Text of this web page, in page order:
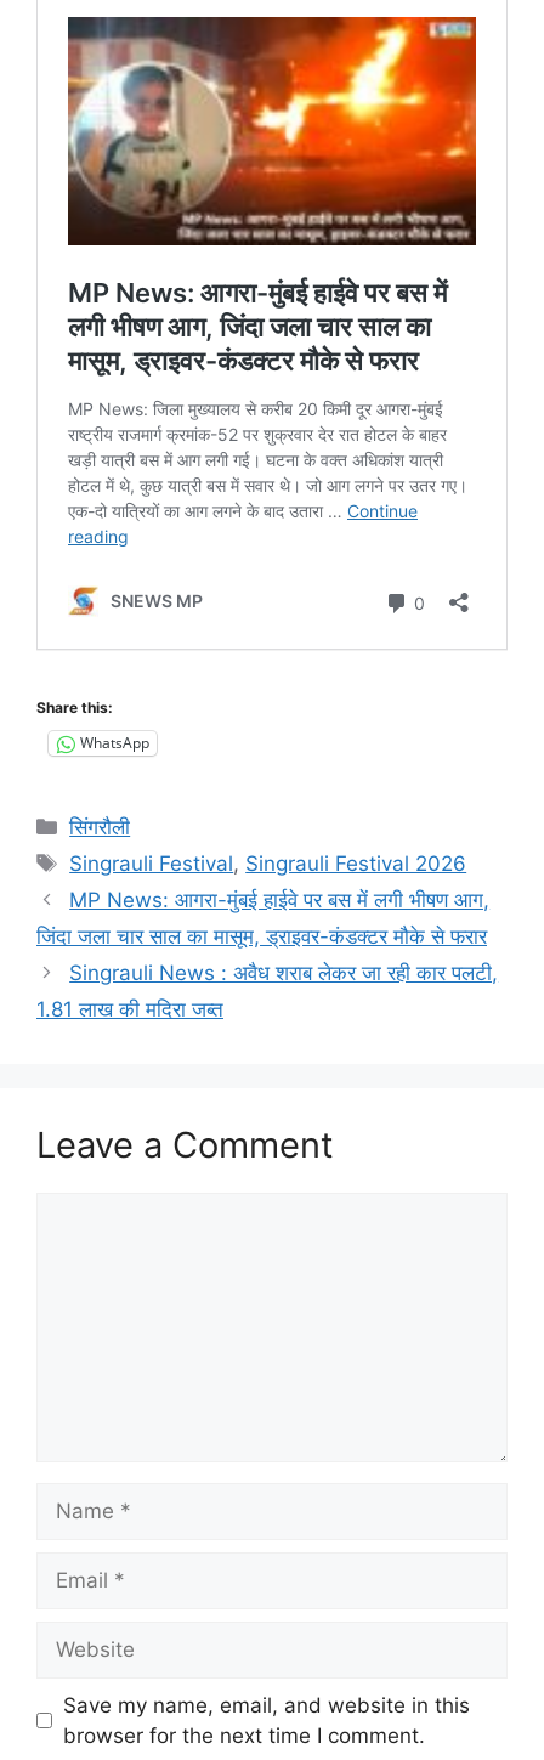
Share this:
WhatsApp
Categories
सिंगरौली
Tags
Singrauli Festival, Singrauli Festival 2026
MP News: आगरा-मुंबई हाईवे पर बस में लगी भीषण आग,
जिंदा जला चार साल का मासूम, ड्राइवर-कंडक्टर मौके से फरार
Singrauli News : अवैध शराब लेकर जा रही कार पलटी,
1.81 लाख की मदिरा जब्त
Leave a Comment
Save my name, email, and website in this
browser for the next time I comment.